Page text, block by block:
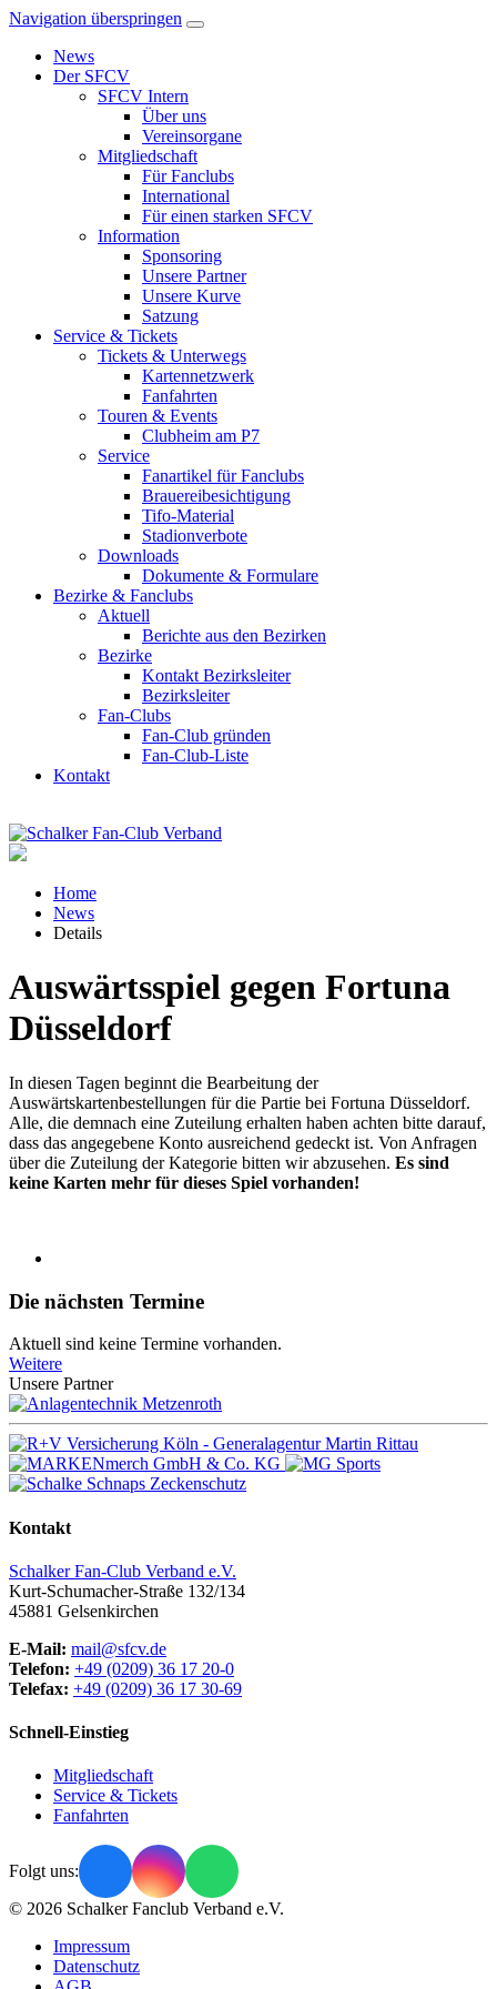
Navigation überspringen
News
Der SFCV
SFCV Intern
Über uns
Vereinsorgane
Mitgliedschaft
Für Fanclubs
International
Für einen starken SFCV
Information
Sponsoring
Unsere Partner
Unsere Kurve
Satzung
Service & Tickets
Tickets & Unterwegs
Kartennetzwerk
Fanfahrten
Touren & Events
Clubheim am P7
Service
Fanartikel für Fanclubs
Brauereibesichtigung
Tifo-Material
Stadionverbote
Downloads
Dokumente & Formulare
Bezirke & Fanclubs
Aktuell
Berichte aus den Bezirken
Bezirke
Kontakt Bezirksleiter
Bezirksleiter
Fan-Clubs
Fan-Club gründen
Fan-Club-Liste
Kontakt
Home
News
Details
Auswärtsspiel gegen Fortuna
Düsseldorf
In diesen Tagen beginnt die Bearbeitung der
Auswärtskartenbestellungen für die Partie bei Fortuna Düsseldorf.
Alle, die demnach eine Zuteilung erhalten haben achten bitte darauf,
dass das angegebene Konto ausreichend gedeckt ist. Von Anfragen
über die Zuteilung der Kategorie bitten wir abzusehen. Es sind
keine Karten mehr für dieses Spiel vorhanden!
Die nächsten Termine
Aktuell sind keine Termine vorhanden.
Weitere
Unsere Partner
Kontakt
Schalker Fan-Club Verband e.V.
Kurt-Schumacher-Straße 132/134
45881 Gelsenkirchen
E-Mail: mail@sfcv.de
Telefon: +49 (0209) 36 17 20-0
Telefax: +49 (0209) 36 17 30-69
Schnell-Einstieg
Mitgliedschaft
Service & Tickets
Fanfahrten
Folgt uns:
© 2026 Schalker Fanclub Verband e.V.
Impressum
Datenschutz